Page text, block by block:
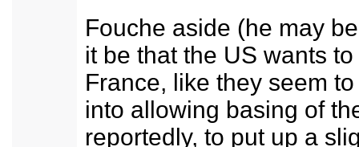
Fouche aside (he may
it be that the US wants
France, like they seem
into allowing basing of
reportedly, to put up a